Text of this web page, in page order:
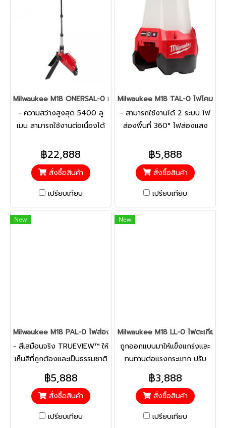
โครงสร้างแบตเตอรี่ อุปกรณ์
อิเล็กทรอนิกส์ และประสิทธิภาพ
ที่เหนือกว่า ช่วยให้ทำงานได้มาก
ขึ้นต่อการชาร์จหนึ่งครั้งและ
ทำงานได้มากขึ้นตลอดอายุการ
ใช้งานของแบตเตอรี่ คันโยก
ปลดอัตโนมัติ: ตัด โหลดซ้ำ และ
ทำซ้ำอย่างรวดเร็วเพื่อ
ประสิทธิภาพสูงสุด กล่องเกียร์
2 สปีด: จ่ายกำลังให้กับสาย
ไฟ LED ในตัว: ส่องสว่างแนว
ตัด
Milwaukee M18 ONERSAL-0 ทาวเวอร์ไลท์ 18 โวลต์ (เครื่องเปล่า)
- ความสว่างสูงสุด 5400 ลู
เมน สามารถใช้งานต่อเนื่องได้
แบตเตอรี่ - ป้องกันน้ำได้ดีเยี่ยม
วางในน้ำได้ที่ความลึก 1 เมตร -
ความสว่าง 5400 ลูเมนระยะ
เวลาใช้งานต่อเนื่องนานถึง 26
฿22,888
สั่งซื้อสินค้า
เปรียบเทียบ
Milwaukee M18 TAL-0 ไฟโคมส่
- สามารถใช้งานได้ 2 ระบบ ไฟ
ส่องพื้นที่ 360° ไฟส่องแสง
พื้นที่ ความสว่าง 2,200 ลูเมน
- หน้าเลนส์โพลิคาร์บอเนตทน
ต่อแรงกระแทกสูง
฿5,888
สั่งซื้อสินค้า
เปรียบเทียบ
New
Milwaukee M18 PAL-0 ไฟส่องพื้นที่ 18 โวลต์ หัวหมุน/พับได้ (เครื่อง
- สีเสมือนจริง TRUEVIEW™ ให้
เห็นสีที่ถูกต้องและเป็นธรรมชาติ
ความสว่าง 1500 ลูเมน - ฐาน
แม่เหล็กที่ทรงพลัง - แคล้มหนีบ
แรงสปริงขนาด 2 นิ้ว
฿5,888
สั่งซื้อสินค้า
เปรียบเทียบ
New
Milwaukee M18 LL-0 ไฟตะเกียง
ถูกออกแบบมาให้แข็งแกร่งและ
ทนทานต่อแรงกระแทก ปรับ
ระดับความสว่าง 4 ระดับ สูง /
ปานกลาง / ประหยัดไฟ / กระ
พริบ ฮุคสแตนเลสสำหรับเกี่ยว
สะดวกในการใช้งาน
฿3,888
สั่งซื้อสินค้า
เปรียบเทียบ